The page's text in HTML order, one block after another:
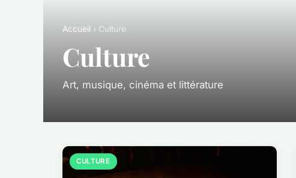
Accueil › Culture
Culture
Art, musique, cinéma et littérature
CULTURE